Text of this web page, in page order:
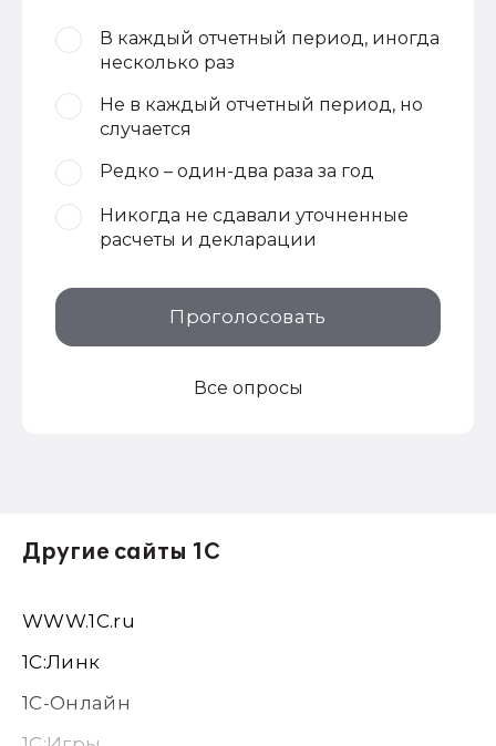
В каждый отчетный период, иногда
несколько раз
Не в каждый отчетный период, но
случается
Редко – один-два раза за год
Никогда не сдавали уточненные
расчеты и декларации
Проголосовать
Все опросы
Другие сайты 1С
WWW.1С.ru
1С:Линк
1С-Онлайн